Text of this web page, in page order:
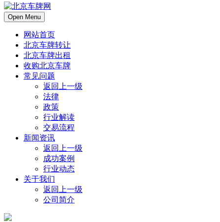
Open Menu
网站首页
北京车牌转让
北京车牌出租
收购北京车牌
常见问题
返回上一级
法律
政策
行业解读
交易流程
新闻资讯
返回上一级
成功案例
行业动态
关于我们
返回上一级
公司简介